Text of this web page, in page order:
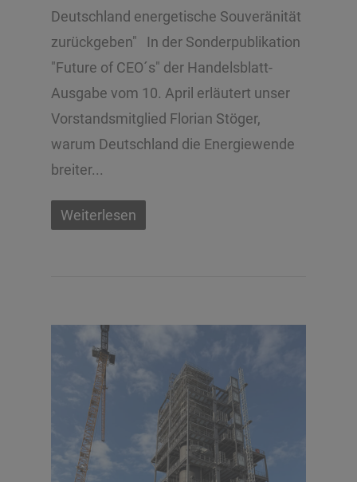
Deutschland energetische Souveränität
zurückgeben" In der Sonderpublikation
"Future of CEO´s" der Handelsblatt-
Ausgabe vom 10. April erläutert unser
Vorstandsmitglied Florian Stöger,
warum Deutschland die Energiewende
breiter...
Weiterlesen